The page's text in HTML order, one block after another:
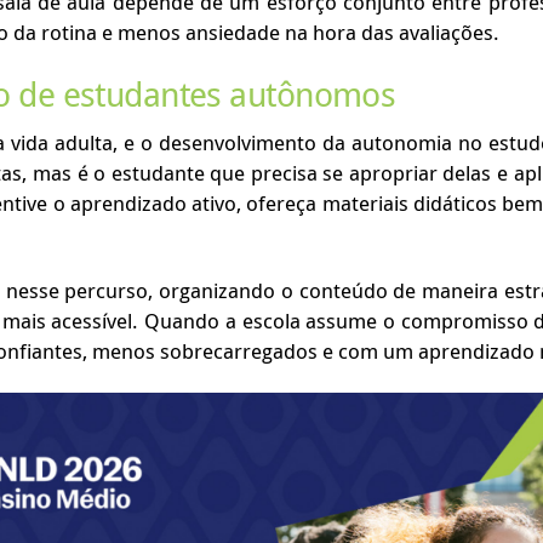
rotina e menos ansiedade na hora das avaliações.
de estudantes autônomos
adulta, e o desenvolvimento da autonomia no
mas é o estudante que precisa se apropriar delas e
o aprendizado ativo, ofereça materiais didáticos
percurso, organizando o conteúdo de maneira
acessível. Quando a escola assume o compromisso
menos sobrecarregados e com um